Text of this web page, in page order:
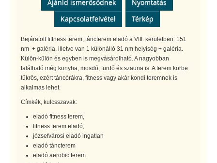
Ajánld ismerősödnek
Nyomtatás
Kapcsolatfelvétel
Térkép
Bejáratott fittness terem, táncterem eladó a VIII. kerületben. 151
nm + galéria, illetve van 1 különálló 31 nm helyiség + galéria.
Külön-külön és egyben is megvásárolható. A nagyobban
található még konyha, mosdó, fürdő és szauna is. A terem körbe
tükrös, ezért táncórákra, fitness vagy akár kondi teremnek is
alkalmas lehet.
Címkék, kulcsszavak:
eladó fitness terem,
fitness terem eladó,
józsefvárosi eladó ingatlan
eladó táncterem
eladó aerobic terem